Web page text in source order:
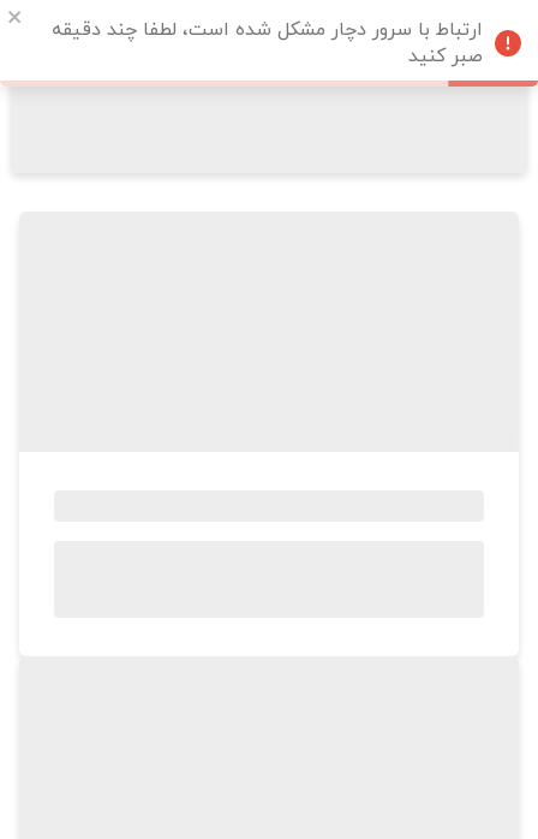
ارتباط با سرور دچار مشکل شده است، لطفا چند دقیقه
صبر کنید